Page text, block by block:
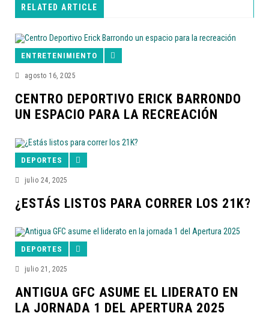
RELATED ARTICLE
ENTRETENIMIENTO
agosto 16, 2025
CENTRO DEPORTIVO ERICK BARRONDO
UN ESPACIO PARA LA RECREACIÓN
DEPORTES
julio 24, 2025
¿ESTÁS LISTOS PARA CORRER LOS 21K?
DEPORTES
julio 21, 2025
ANTIGUA GFC ASUME EL LIDERATO EN
LA JORNADA 1 DEL APERTURA 2025